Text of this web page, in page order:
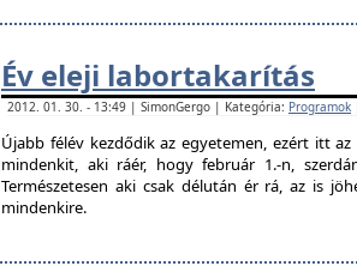
Év eleji labortakarítás
2012. 01. 30. - 13:49 | SimonGergo | Kategória: Programok
Újabb félév kezdődik az egyetemen, ezért itt
mindenkit, aki ráér, hogy február 1.-n,
Természetesen aki csak délután ér rá, az is
mindenkire.